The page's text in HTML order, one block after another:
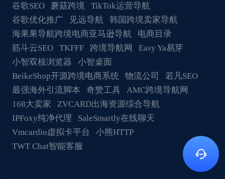
谷歌SEO
蘑菇跨境
TikTok运营导航
谷歌优化推广
见远导航
韩国跨境卖家导航
海果果导航跨境电商亚马逊导航
电商目录
筋斗云SEO
TKFFF 跨境导航网
Easy Ya易芽
小智双核浏览器
小智桌面
BeikeShop开源跨境电商系统
物流公司
若凡SEO
最强海外引流脚本
奇赞工具
AMC跨境导航网
168大卖家
ZVCARD出海资源综合导航
IPFoxy纯净代理
SaleSmartly在线聊天
Vmcardio虚拟卡平台
小熊HTTP
TWT Chat智能客服